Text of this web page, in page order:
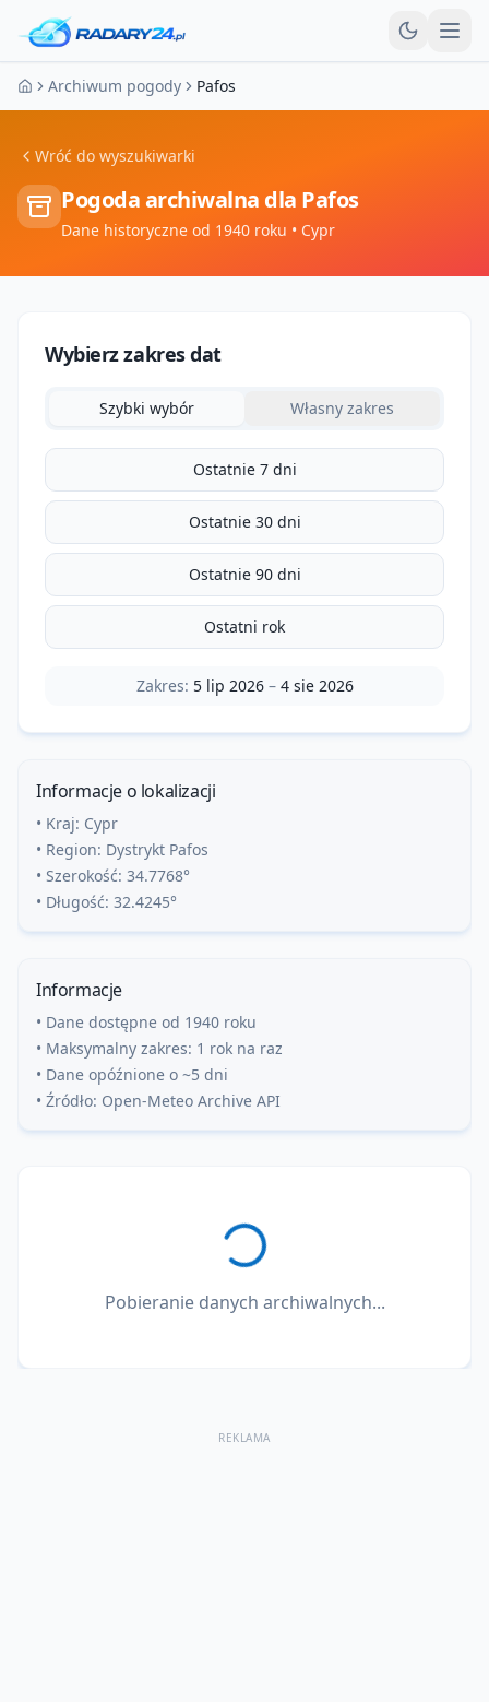
Strona główna
Archiwum pogody Pafos
Wróć do wyszukiwarki
Pogoda archiwalna dla Pafos
Dane historyczne od 1940 roku • Cypr
Wybierz zakres dat
Szybki wybór Własny zakres
Ostatnie 7 dni
Ostatnie 30 dni
Ostatnie 90 dni
Ostatni rok
Zakres: 5 lip 2026– 4 sie 2026
Informacje o lokalizacji
• Kraj: Cypr
• Region: Dystrykt Pafos
• Szerokość: 34.7768°
• Długość: 32.4245°
Informacje
• Dane dostępne od 1940 roku
• Maksymalny zakres: 1 rok na raz
• Dane opóźnione o ~5 dni
• Źródło: Open-Meteo Archive API
Pobieranie danych archiwalnych...
REKLAMA